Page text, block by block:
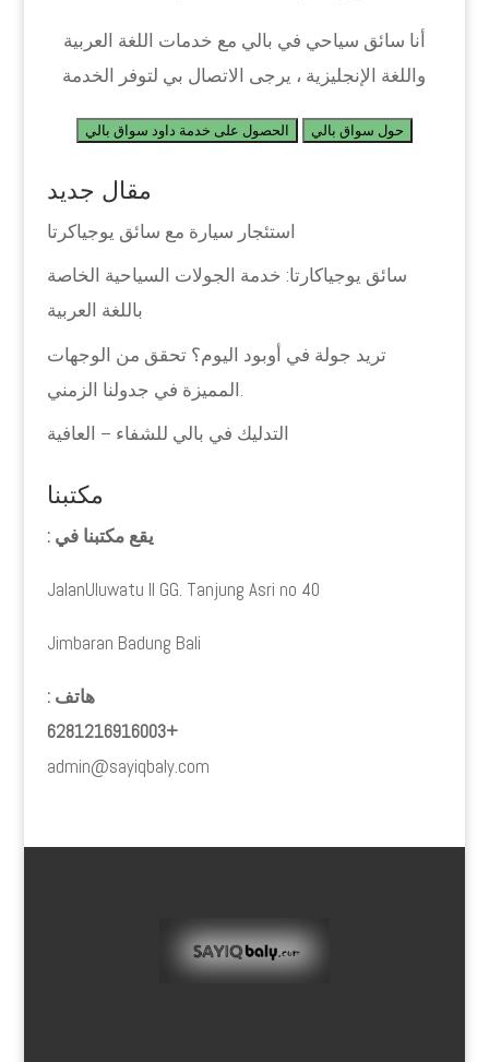
أنا سائق سياحي في بالي مع خدمات اللغة العربية
واللغة الإنجليزية ، يرجى الاتصال بي لتوفر الخدمة
الحصول على خدمة داود سواق بالي حول سواق بالي
مقال جديد
استئجار سيارة مع سائق يوجياكرتا
سائق يوجياكارتا: خدمة الجولات السياحية الخاصة
باللغة العربية
تريد جولة في أوبود اليوم؟ تحقق من الوجهات
المميزة في جدولنا الزمني.
التدليك في بالي للشفاء – العافية
مكتبنا
يقع مكتبنا في :
JalanUluwatu II GG. Tanjung Asri no 40
Jimbaran Badung Bali
هاتف :
+6281216916003
admin@sayiqbaly.com